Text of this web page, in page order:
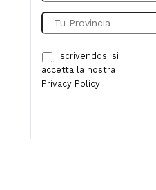
Iscrivendosi si
accetta la nostra
Privacy Policy